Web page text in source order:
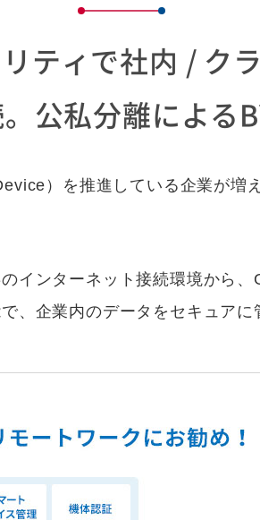
ティで社内 / ク
公私分離による
）を推進している企業が増
インターネット接続環境から
、企業内のデータをセキュアに